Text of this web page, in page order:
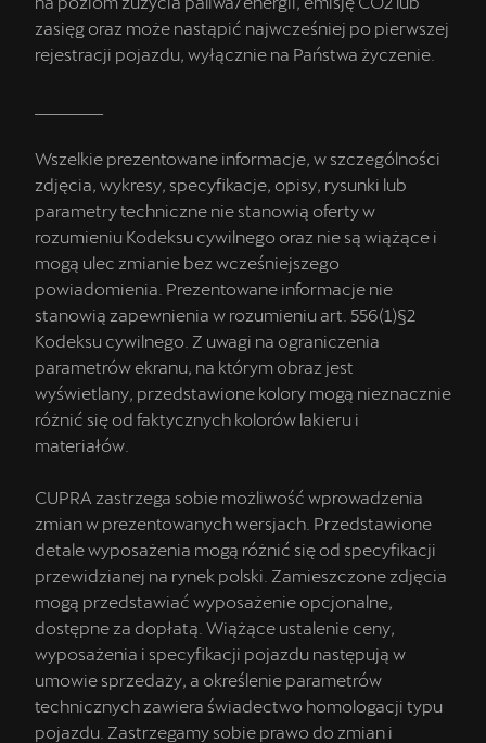
zasięg oraz może nastąpić najwcześniej po pierwszej
rejestracji pojazdu, wyłącznie na Państwa życzenie.
Wszelkie prezentowane informacje, w szczególności
zdjęcia, wykresy, specyfikacje, opisy, rysunki lub
parametry techniczne nie stanowią oferty w
rozumieniu Kodeksu cywilnego oraz nie są wiążące i
mogą ulec zmianie bez wcześniejszego
powiadomienia. Prezentowane informacje nie
stanowią zapewnienia w rozumieniu art. 556(1)§2
Kodeksu cywilnego. Z uwagi na ograniczenia
parametrów ekranu, na którym obraz jest
wyświetlany, przedstawione kolory mogą nieznacznie
różnić się od faktycznych kolorów lakieru i
materiałów.
CUPRA zastrzega sobie możliwość wprowadzenia
zmian w prezentowanych wersjach. Przedstawione
detale wyposażenia mogą różnić się od specyfikacji
przewidzianej na rynek polski. Zamieszczone zdjęcia
mogą przedstawiać wyposażenie opcjonalne,
dostępne za dopłatą. Wiążące ustalenie ceny,
wyposażenia i specyfikacji pojazdu następują w
umowie sprzedaży, a określenie parametrów
technicznych zawiera świadectwo homologacji typu
pojazdu. Zastrzegamy sobie prawo do zmian i